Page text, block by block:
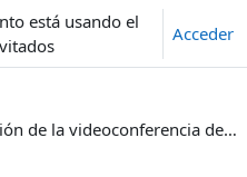
está usando el
Acceder
Grabación de la videoconferencia de Oscar Blando